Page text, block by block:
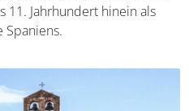
11. Jahrhundert hinein als
Spaniens.